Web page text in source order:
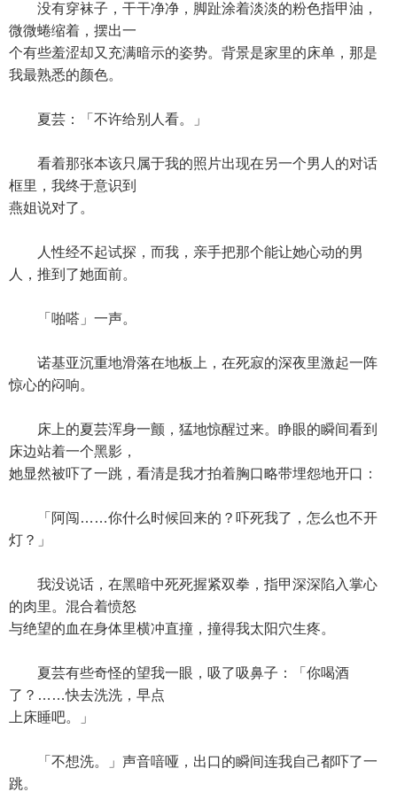
没有穿袜子，干干净净，脚趾涂着淡淡的粉色指甲油，
微微蜷缩着，摆出一
个有些羞涩却又充满暗示的姿势。背景是家里的床单，那是
我最熟悉的颜色。
夏芸：「不许给别人看。」
看着那张本该只属于我的照片出现在另一个男人的对话
框里，我终于意识到
燕姐说对了。
人性经不起试探，而我，亲手把那个能让她心动的男
人，推到了她面前。
「啪嗒」一声。
诺基亚沉重地滑落在地板上，在死寂的深夜里激起一阵
惊心的闷响。
床上的夏芸浑身一颤，猛地惊醒过来。睁眼的瞬间看到
床边站着一个黑影，
她显然被吓了一跳，看清是我才拍着胸口略带埋怨地开口：
「阿闯……你什么时候回来的？吓死我了，怎么也不开
灯？」
我没说话，在黑暗中死死握紧双拳，指甲深深陷入掌心
的肉里。混合着愤怒
与绝望的血在身体里横冲直撞，撞得我太阳穴生疼。
夏芸有些奇怪的望我一眼，吸了吸鼻子：「你喝酒
了？……快去洗洗，早点
上床睡吧。」
「不想洗。」声音喑哑，出口的瞬间连我自己都吓了一
跳。